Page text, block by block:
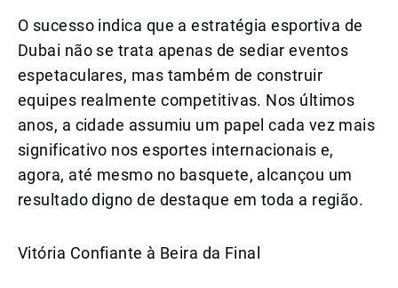
O sucesso indica que a estratégia esportiva de
Dubai não se trata apenas de sediar eventos
espetaculares, mas também de construir
equipes realmente competitivas. Nos últimos
anos, a cidade assumiu um papel cada vez mais
significativo nos esportes internacionais e,
agora, até mesmo no basquete, alcançou um
resultado digno de destaque em toda a região.
Vitória Confiante à Beira da Final